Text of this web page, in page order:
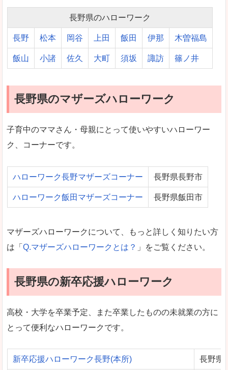
長野県のハローワーク
長野 松本 岡谷 上田 飯田 伊那 木曽福島
飯山 小諸 佐久 大町 須坂 諏訪 篠ノ井
長野県のマザーズハローワーク
子育中のママさん・母親にとって使いやすいハローワー
ク、コーナーです。
ハローワーク長野マザーズコーナー 長野県長野市
ハローワーク飯田マザーズコーナー 長野県飯田市
マザーズハローワークについて、もっと詳しく知りたい方
は「 Q.マザーズハローワークとは？ 」をご覧ください。
長野県の新卒応援ハローワーク
高校・大学を卒業予定、また卒業したものの未就業の方に
とって便利なハローワークです。
新卒応援ハローワーク長野(本所) 長野県